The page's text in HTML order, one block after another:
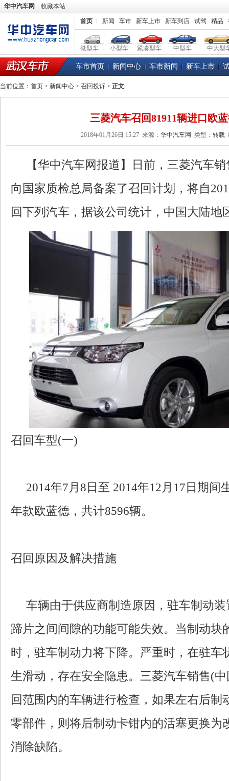
华中汽车网 收藏本站
首页 新闻 车市 新车上市 新车到店 试驾 精品
微型车 小型车 紧凑型车 中型车 中大型
车市首页 新闻中心 车市新闻 新车上市
当前位置： 首页 > 新闻中心 > 召回投诉 > 正文
三菱汽车召回81911辆进口欧
2018年01月26日 15:27 来源： 华中汽车网 类型： 转载
【华中汽车网报道】日前，三菱汽车销
向国家质检总局备案了召回计划，将自
回下列汽车，据该公司统计，中国大陆地
召回车型(一)
2014年7月8日至 2014年12月17日期间
年款欧蓝德，共计8596辆。
召回原因及解决措施
车辆由于供应商制造原因，驻车制动装
蹄片之间间隙的功能可能失效。当制动块
时，驻车制动力将下降。严重时，在驻车
生滑动，存在安全隐患。三菱汽车销售(
回范围内的车辆进行检查，如果左右后制
零部件，则将后制动卡钳内的活塞更换为
消除缺陷。